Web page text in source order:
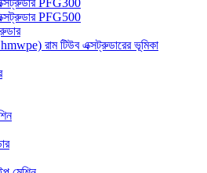
PFG300
PFG500
রাম টিউব এক্সট্রুডারের ভূমিকা